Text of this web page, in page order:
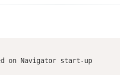
on Navigator start-up